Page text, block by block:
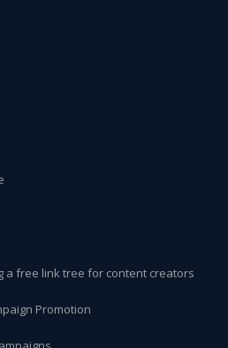
a free link tree for content creators
Promotion